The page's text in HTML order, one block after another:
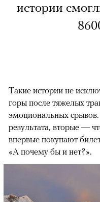
истории
Такие истории не
горы после тяжелых
эмоциональных
результата, вторые —
впервые покупают
«А почему бы и нет?».